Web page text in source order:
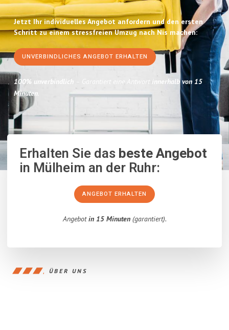
Jetzt Ihr individuelles Angebot anfordern und den ersten
Schritt zu einem stressfreien Umzug nach Nis machen:
UNVERBINDLICHES ANGEBOT ERHALTEN
100% unverbindlich – Garantiert eine Antwort innerhalb von 15
Minuten.
Erhalten Sie dasbeste Angebot
in Mülheim an der Ruhr:
ANGEBOT ERHALTEN
Angebotin 15 Minuten(garantiert).
ÜBER UNS